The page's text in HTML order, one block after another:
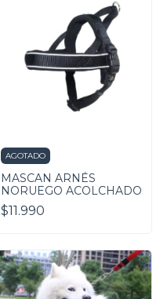
AGOTADO
MASCAN ARNÉS
NORUEGO ACOLCHADO
$11.990